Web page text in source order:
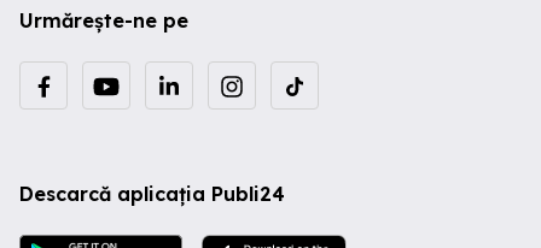
Urmărește-ne pe
Descarcă aplicația Publi24